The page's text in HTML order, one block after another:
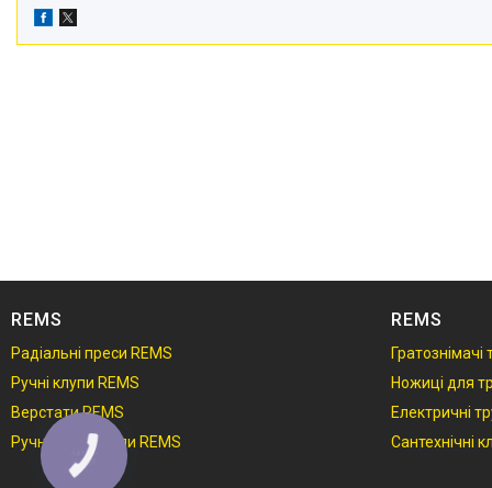
REMS
Радіальні преси REMS
Ручні клупи REMS
Верстати REMS
Ручні трубні пили REMS
REMS
Гратознімачі
Ножиці для
Електричні
Сантехнічні
КНОПКА
ЗВ'ЯЗКУ